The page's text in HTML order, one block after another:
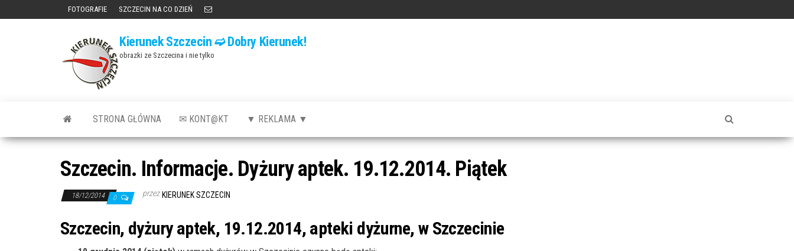
FOTOGRAFIE SZCZECIN NA CO DZIEŃ
Kierunek Szczecin ➫ Dobry Kierunek!
obrazki ze Szczecina i nie tylko
STRONA GŁÓWNA ✉ KONT@KT ▼ REKLAMA ▼
Szczecin. Informacje. Dyżury aptek. 19.12.2014. Piątek
18/12/2014 0 przez KIERUNEK SZCZECIN
Szczecin, dyżury aptek, 19.12.2014, apteki dyżurne, w Szczecinie